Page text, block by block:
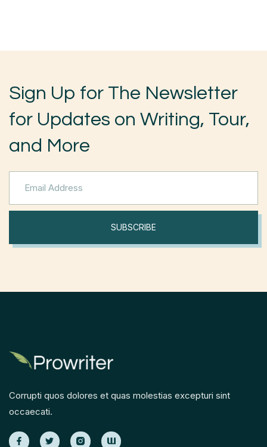
Sign Up for The Newsletter
for Updates on Writing, Tour,
and More
SUBSCRIBE
Corrupti quos dolores et quas molestias excepturi sint
occaecati.